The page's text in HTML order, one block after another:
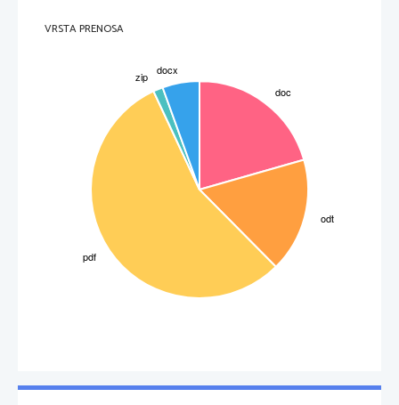
Morske vetrnice so lepo obarvane. Najdemo jih od lososove rožnate in smaragdno zelene
do smolasto črne.
VRSTA PRENOSA